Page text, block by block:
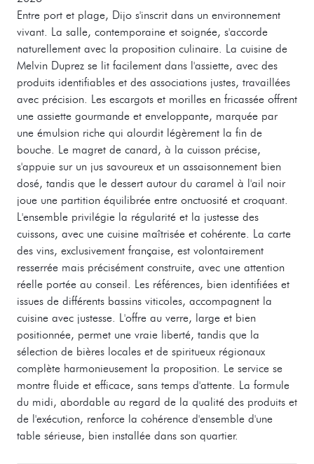
Entre port et plage, Dijo s'inscrit dans un environnement
vivant. La salle, contemporaine et soignée, s'accorde
naturellement avec la proposition culinaire. La cuisine de
Melvin Duprez se lit facilement dans l'assiette, avec des
produits identifiables et des associations justes, travaillées
avec précision. Les escargots et morilles en fricassée offrent
une assiette gourmande et enveloppante, marquée par
une émulsion riche qui alourdit légèrement la fin de
bouche. Le magret de canard, à la cuisson précise,
s'appuie sur un jus savoureux et un assaisonnement bien
dosé, tandis que le dessert autour du caramel à l'ail noir
joue une partition équilibrée entre onctuosité et croquant.
L'ensemble privilégie la régularité et la justesse des
cuissons, avec une cuisine maîtrisée et cohérente. La carte
des vins, exclusivement française, est volontairement
resserrée mais précisément construite, avec une attention
réelle portée au conseil. Les références, bien identifiées et
issues de différents bassins viticoles, accompagnent la
cuisine avec justesse. L'offre au verre, large et bien
positionnée, permet une vraie liberté, tandis que la
sélection de bières locales et de spiritueux régionaux
complète harmonieusement la proposition. Le service se
montre fluide et efficace, sans temps d'attente. La formule
du midi, abordable au regard de la qualité des produits et
de l'exécution, renforce la cohérence d'ensemble d'une
table sérieuse, bien installée dans son quartier.